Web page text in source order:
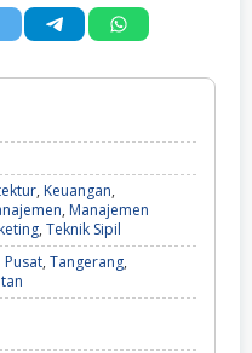
, Keuangan,
, Manajemen
, Teknik Sipil
Pusat, Tangerang,